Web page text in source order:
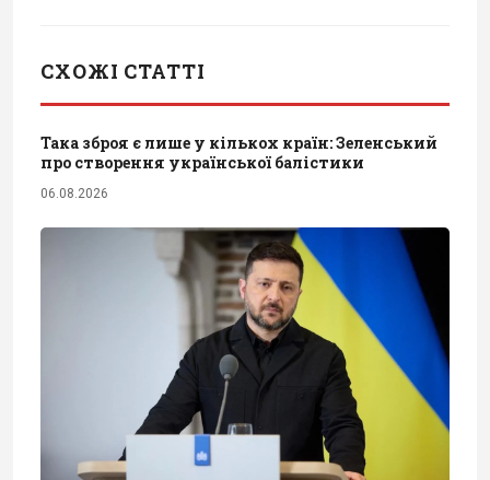
СХОЖІ СТАТТІ
Така зброя є лише у кількох країн: Зеленський
про створення української балістики
06.08.2026